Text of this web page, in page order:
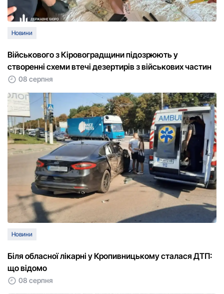
Новини
Військового з Кіровоградщини підозрюють у
створенні схеми втечі дезертирів з військових частин
08 серпня
Новини
Біля обласної лікарні у Кропивницькому сталася ДТП:
що відомо
08 серпня